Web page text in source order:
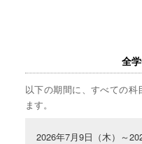
全
以下の期間に、すべての
ます。
2026年7月9日（木）～